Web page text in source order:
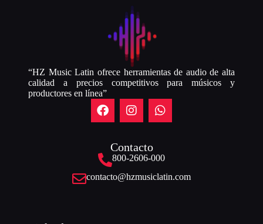
“HZ Music Latin ofrece herramientas de audio de alta
calidad a precios competitivos para músicos y
productores en línea”
Contacto
800-2606-000
contacto@hzmusiclatin.com